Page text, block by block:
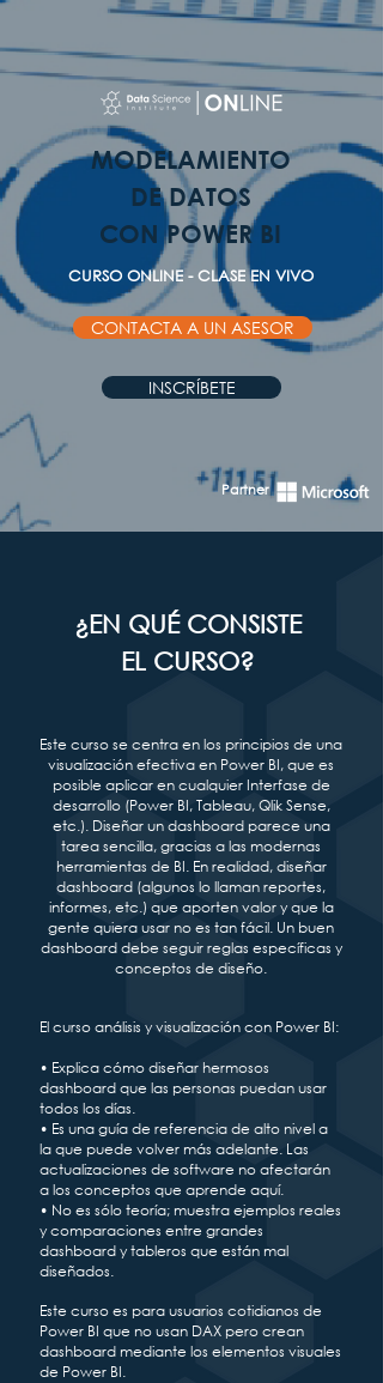
MODELAMIENTO
DE DATOS
CON POWER BI
CURSO ONLINE - CLASE EN VIVO
INSCRÍBETE
CONTACTA A UN ASESOR
Partner
Este curso se centra en los principios de una
visualización efectiva en Power BI, que es
posible aplicar en cualquier Interfase de
desarrollo (Power BI, Tableau, Qlik Sense,
etc.). Diseñar un dashboard parece una
tarea sencilla, gracias a las modernas
herramientas de BI. En realidad, diseñar
dashboard (algunos lo llaman reportes,
informes, etc.) que aporten valor y que la
gente quiera usar no es tan fácil. Un buen
dashboard debe seguir reglas específicas y
conceptos de diseño.
El curso análisis y visualización con Power BI:
• Explica cómo diseñar hermosos
dashboard que las personas puedan usar
todos los días.
• Es una guía de referencia de alto nivel a
la que puede volver más adelante. Las
actualizaciones de software no afectarán
a los conceptos que aprende aquí.
• No es sólo teoría; muestra ejemplos reales
y comparaciones entre grandes
dashboard y tableros que están mal
diseñados.
Este curso es para usuarios cotidianos de
Power BI que no usan DAX pero crean
dashboard mediante los elementos visuales
de Power BI.
¿EN QUÉ CONSISTE
EL CURSO?